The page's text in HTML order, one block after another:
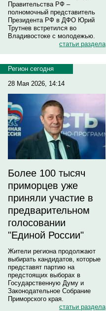
Правительства РФ –
полномочный представитель
Президента РФ в ДФО Юрий
Трутнев встретился во
Владивостоке с молодежью.
статьи раздела
Регион сегодня
28 Мая 2026, 14:14
Более 100 тысяч
приморцев уже
приняли участие в
предварительном
голосовании
"Единой России"
Жители региона продолжают
выбирать кандидатов, которые
представят партию на
предстоящих выборах в
Государственную Думу и
Законодательное Собрание
Приморского края.
статьи раздела